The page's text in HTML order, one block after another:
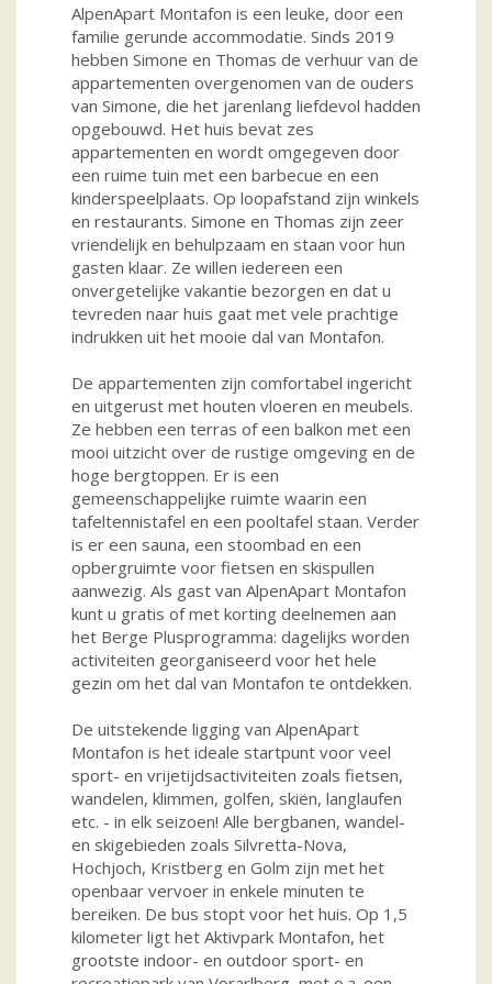
AlpenApart Montafon is een leuke, door een
familie gerunde accommodatie. Sinds 2019
hebben Simone en Thomas de verhuur van de
appartementen overgenomen van de ouders
van Simone, die het jarenlang liefdevol hadden
opgebouwd. Het huis bevat zes
appartementen en wordt omgegeven door
een ruime tuin met een barbecue en een
kinderspeelplaats. Op loopafstand zijn winkels
en restaurants. Simone en Thomas zijn zeer
vriendelijk en behulpzaam en staan voor hun
gasten klaar. Ze willen iedereen een
onvergetelijke vakantie bezorgen en dat u
tevreden naar huis gaat met vele prachtige
indrukken uit het mooie dal van Montafon.
De appartementen zijn comfortabel ingericht
en uitgerust met houten vloeren en meubels.
Ze hebben een terras of een balkon met een
mooi uitzicht over de rustige omgeving en de
hoge bergtoppen. Er is een
gemeenschappelijke ruimte waarin een
tafeltennistafel en een pooltafel staan. Verder
is er een sauna, een stoombad en een
opbergruimte voor fietsen en skispullen
aanwezig. Als gast van AlpenApart Montafon
kunt u gratis of met korting deelnemen aan
het Berge Plusprogramma: dagelijks worden
activiteiten georganiseerd voor het hele
gezin om het dal van Montafon te ontdekken.
De uitstekende ligging van AlpenApart
Montafon is het ideale startpunt voor veel
sport- en vrijetijdsactiviteiten zoals fietsen,
wandelen, klimmen, golfen, skiën, langlaufen
etc. - in elk seizoen! Alle bergbanen, wandel-
en skigebieden zoals Silvretta-Nova,
Hochjoch, Kristberg en Golm zijn met het
openbaar vervoer in enkele minuten te
bereiken. De bus stopt voor het huis. Op 1,5
kilometer ligt het Aktivpark Montafon, het
grootste indoor- en outdoor sport- en